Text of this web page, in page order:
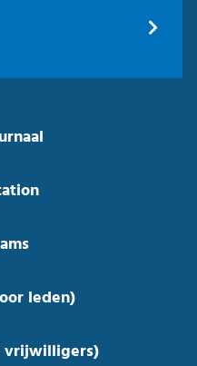
leden)
vrijwilligers)